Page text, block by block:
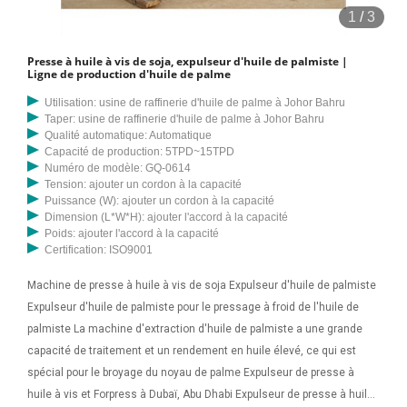
Le principe de fonctionnement de la presse à vis à double arbre
1 /3
Presse à huile à vis de soja, expulseur d'huile de palmiste |
Ligne de production d'huile de palme
Utilisation: usine de raffinerie d'huile de palme à Johor Bahru
Taper: usine de raffinerie d'huile de palme à Johor Bahru
Qualité automatique: Automatique
Capacité de production: 5TPD~15TPD
Numéro de modèle: GQ-0614
Tension: ajouter un cordon à la capacité
Puissance (W): ajouter un cordon à la capacité
Dimension (L*W*H): ajouter l'accord à la capacité
Poids: ajouter l'accord à la capacité
Certification: ISO9001
Machine de presse à huile à vis de soja Expulseur d'huile de palmiste
Expulseur d'huile de palmiste pour le pressage à froid de l'huile de
palmiste La machine d'extraction d'huile de palmiste a une grande
capacité de traitement et un rendement en huile élevé, ce qui est
spécial pour le broyage du noyau de palme Expulseur de presse à
huile à vis et Forpress à Dubaï, Abu Dhabi Expulseur de presse à huile